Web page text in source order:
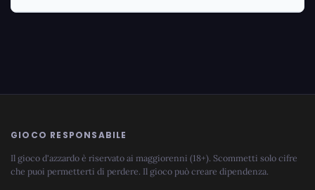
GIOCO RESPONSABILE
Il gioco d'azzardo è riservato ai maggiorenni (18+). Scommetti solo cifre
che puoi permetterti di perdere. Il gioco può creare dipendenza.